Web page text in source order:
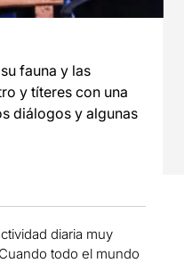
fauna y las
y títeres con una
diálogos y algunas
diaria muy
todo el mundo